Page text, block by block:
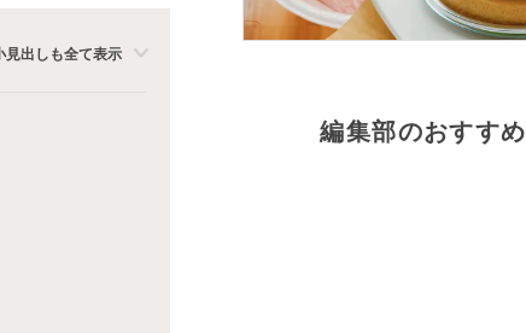
見出しも全て表示
編集部のおすすめ